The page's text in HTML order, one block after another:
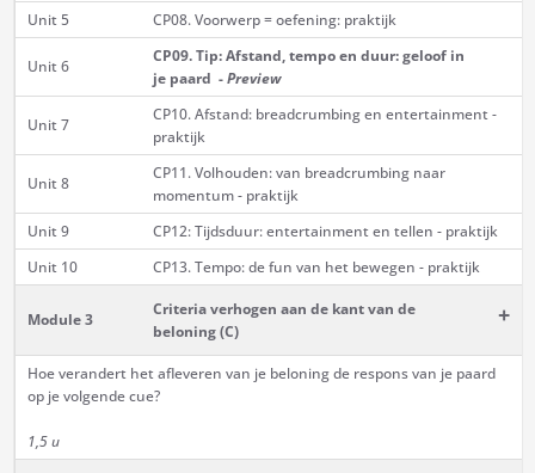
Unit 5
CP08. Voorwerp = oefening: praktijk
Unit 6
CP09. Tip: Afstand, tempo en duur: geloof in
je paard -Preview
Unit 7
CP10. Afstand: breadcrumbing en entertainment -
praktijk
Unit 8
CP11. Volhouden: van breadcrumbing naar
momentum - praktijk
Unit 9
CP12: Tijdsduur: entertainment en tellen - praktijk
Unit 10
CP13. Tempo: de fun van het bewegen - praktijk
Module 3
Criteria verhogen aan de kant van de
beloning (C)
+
Hoe verandert het afleveren van je beloning de respons van je paard
op je volgende cue?
1,5 u